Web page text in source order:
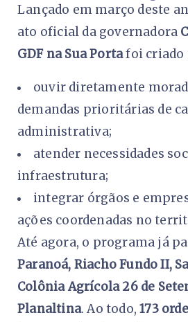
Lançado em março deste
ato oficial da governadora
GDF na Sua Portafoi criado
ouvir diretamente
demandas prioritárias de
administrativa;
atender necessidades
infraestrutura;
integrar órgãos e
ações coordenadas no
Até agora, o programa já
Paranoá, Riacho Fundo II,
Colônia Agrícola 26 de
Planaltina. Ao todo,173